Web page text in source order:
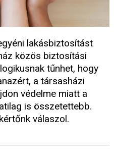
lakásbiztosítást
közös biztosítási
tűnhet, hogy
a társasházi
védelme miatt a
is összetettebb.
válaszol.